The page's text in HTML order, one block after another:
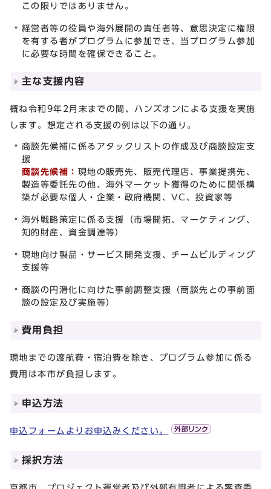
この限りではありません。
経営者等の役員や海外展開の責任者等、意思決定に権限
を有する者がプログラムに参加でき、当プログラム参加
に必要な時間を確保できること。
主な支援内容
概ね令和9年2月末までの間、ハンズオンによる支援を実施
します。想定される支援の例は以下の通り。
商談先候補に係るアタックリストの作成及び商談設定支
援
商談先候補： 現地の販売先、販売代理店、事業提携先、
製造等委託先の他、海外マーケット獲得のために関係構
築が必要な個人・企業・政府機関、VC、投資家等
海外戦略策定に係る支援（市場開拓、マーケティング、
知的財産、資金調達等）
現地向け製品・サービス開発支援、チームビルディング
支援等
商談の円滑化に向けた事前調整支援（商談先との事前面
談の設定及び実施等）
費用負担
現地までの渡航費・宿泊費を除き、プログラム参加に係る
費用は本市が負担します。
申込方法
申込フォームよりお申込みください。
採択方法
京都市、プロジェクト運営者及び外部有識者による審査委